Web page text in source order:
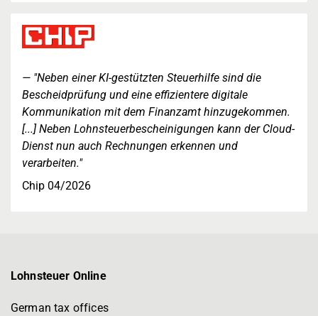
"Neben einer KI-gestützten Steuerhilfe sind die
Bescheidprüfung und eine effizientere digitale
Kommunikation mit dem Finanzamt hinzugekommen.
[...] Neben Lohnsteuerbescheinigungen kann der Cloud-
Dienst nun auch Rechnungen erkennen und
verarbeiten."
Chip 04/2026
Lohnsteuer Online
German tax offices